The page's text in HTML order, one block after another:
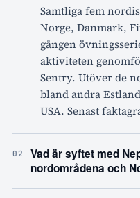
Samtliga fem
Norge, Danmark,
gången
aktiviteten
Sentry. Utöver de
bland andra
USA. Senast
02
Vad är syftet med
nordområdena och